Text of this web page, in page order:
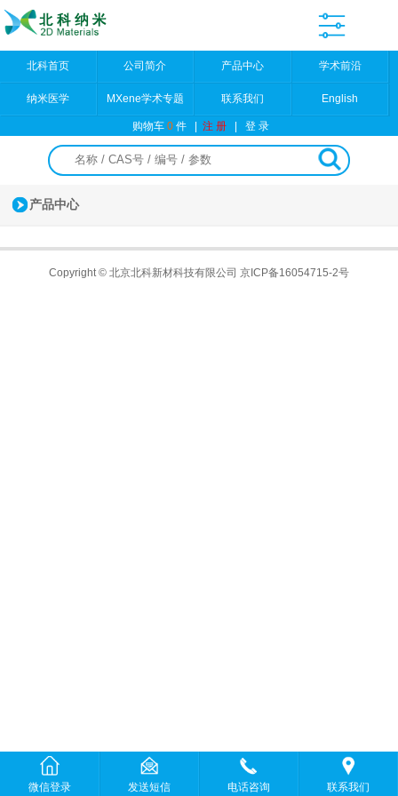
北科首页 公司简介 产品中心 学术前沿
纳米医学 MXene学术专题 联系我们 English
购物车0件 |注 册 |登 录
产品中心
Copyright © 北京北科新材科技有限公司 京ICP备16054715-2号
微信登录 发送短信 电话咨询 联系我们